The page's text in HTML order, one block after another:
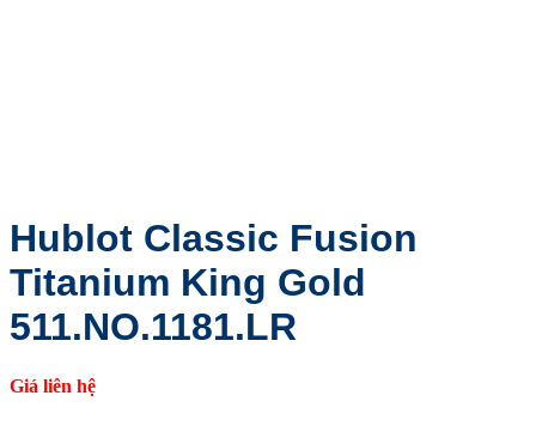
Hublot Classic Fusion
Titanium King Gold
511.NO.1181.LR
Giá liên hệ